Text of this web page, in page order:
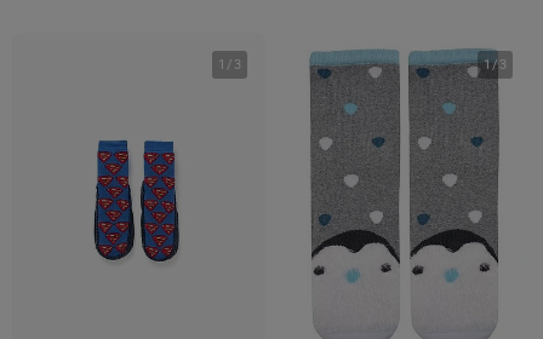
1 / 3 1/3